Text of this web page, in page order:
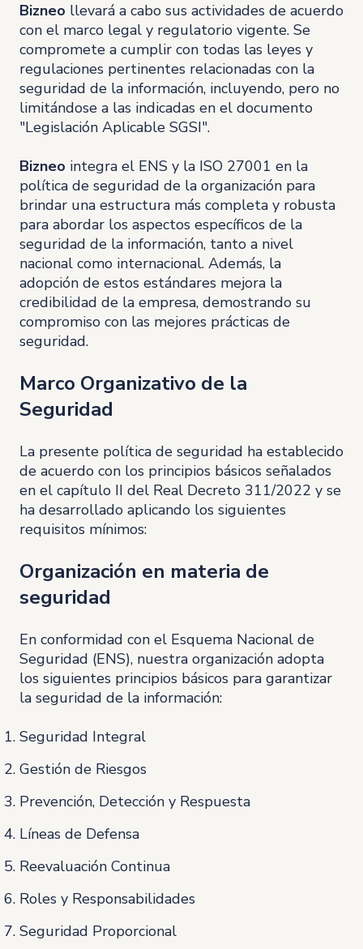
Bizneo llevará a cabo sus actividades de acuerdo
con el marco legal y regulatorio vigente. Se
compromete a cumplir con todas las leyes y
regulaciones pertinentes relacionadas con la
seguridad de la información, incluyendo, pero no
limitándose a las indicadas en el documento
"Legislación Aplicable SGSI".
Bizneo integra el ENS y la ISO 27001 en la
política de seguridad de la organización para
brindar una estructura más completa y robusta
para abordar los aspectos específicos de la
seguridad de la información, tanto a nivel
nacional como internacional. Además, la
adopción de estos estándares mejora la
credibilidad de la empresa, demostrando su
compromiso con las mejores prácticas de
seguridad.
Marco Organizativo de la
Seguridad
La presente política de seguridad ha establecido
de acuerdo con los principios básicos señalados
en el capítulo II del Real Decreto 311/2022 y se
ha desarrollado aplicando los siguientes
requisitos mínimos:
Organización en materia de
seguridad
En conformidad con el Esquema Nacional de
Seguridad (ENS), nuestra organización adopta
los siguientes principios básicos para garantizar
la seguridad de la información:
Seguridad Integral
Gestión de Riesgos
Prevención, Detección y Respuesta
Líneas de Defensa
Reevaluación Continua
Roles y Responsabilidades
Seguridad Proporcional